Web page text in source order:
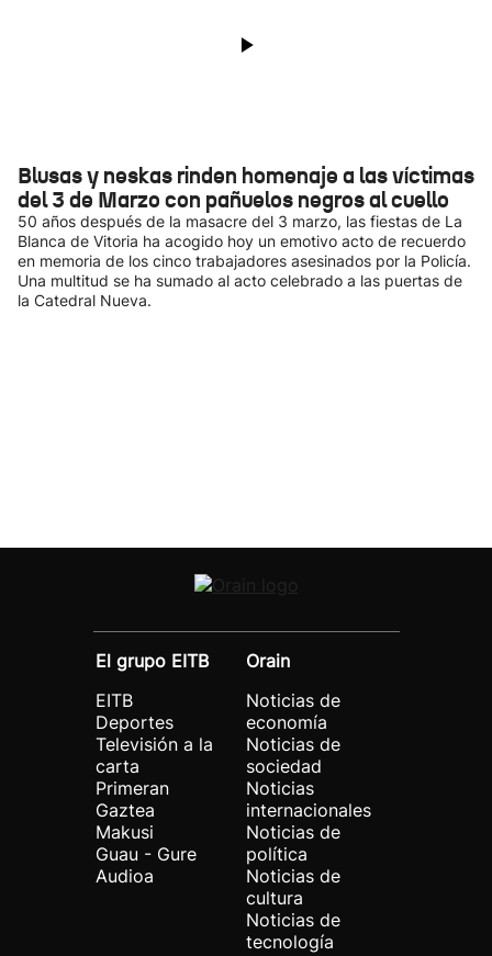
Blusas y neskas rinden homenaje a las víctimas
del 3 de Marzo con pañuelos negros al cuello
50 años después de la masacre del 3 marzo, las fiestas de La
Blanca de Vitoria ha acogido hoy un emotivo acto de recuerdo
en memoria de los cinco trabajadores asesinados por la Policía.
Una multitud se ha sumado al acto celebrado a las puertas de
la Catedral Nueva.
El grupo EITB
EITB
Deportes
Televisión a la
carta
Primeran
Gaztea
Makusi
Guau - Gure
Audioa
Orain
Noticias de
economía
Noticias de
sociedad
Noticias
internacionales
Noticias de
política
Noticias de
cultura
Noticias de
tecnología